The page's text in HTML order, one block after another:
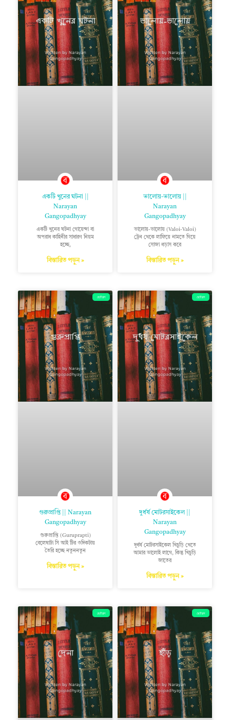
একটি খুনের ঘটনা ||
Narayan
Gangopadhyay
একটি খুনের ঘটনা গোয়েন্দা বা
অপরাধ কাহিনীর সাধারণ নিয়ম
হচ্ছে,
বিস্তারিত পড়ুন »
ভালোয়-ভালোয় ||
Narayan
Gangopadhyay
ভালোয়-ভালোয় (Valoi-Valoi)
ট্রেন থেকে লাফিয়ে নামতে গিয়ে
সোজা ধড়াস করে
বিস্তারিত পড়ুন »
ছোটগল্প
গুরুপ্রাপ্তি || Narayan
Gangopadhyay
গুরুপ্রাপ্তি (Guruprapti)
বেলেঘাটা সি আই টির ওদিকটায়
তৈরি হচ্ছে নতুননতুন
বিস্তারিত পড়ুন »
ছোটগল্প
দুর্ধর্ষ মোটরসাইকেল ||
Narayan
Gangopadhyay
দুর্ধর্ষ মোটরসাইকেল খিচুড়ি খেতে
আমার ভালোই লাগে, কিন্তু খিচুড়ি
জাতের
বিস্তারিত পড়ুন »
ছোটগল্প ছোটগল্প